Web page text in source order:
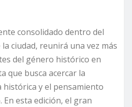
consolidado dentro del
ciudad, reunirá una vez más
del género histórico en
que busca acercar la
y el pensamiento
esta edición, el gran